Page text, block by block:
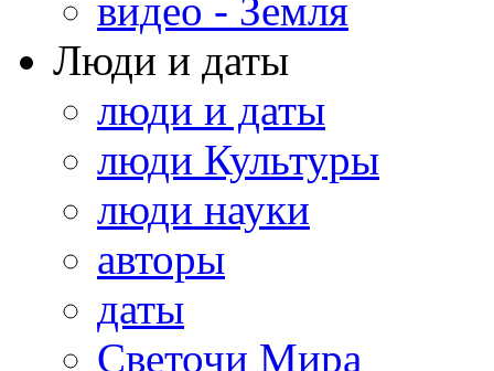
видео - Земля
Люди и даты
люди и даты
люди Культуры
люди науки
авторы
даты
Светочи Мира